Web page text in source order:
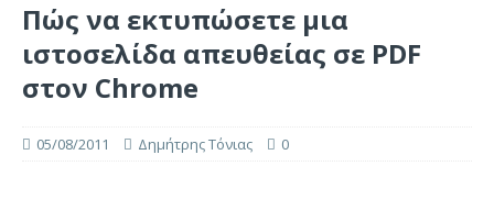
Πώς να εκτυπώσετε μια
ιστοσελίδα απευθείας σε PDF
στον Chrome
05/08/2011 Δημήτρης Τόνιας 0